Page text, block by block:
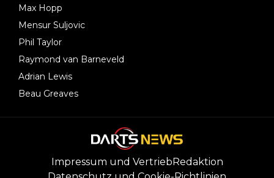
Max Hopp
Mensur Suljovic
Phil Taylor
Raymond van Barneveld
Adrian Lewis
Beau Greaves
Impressum und Vertrieb Redaktion